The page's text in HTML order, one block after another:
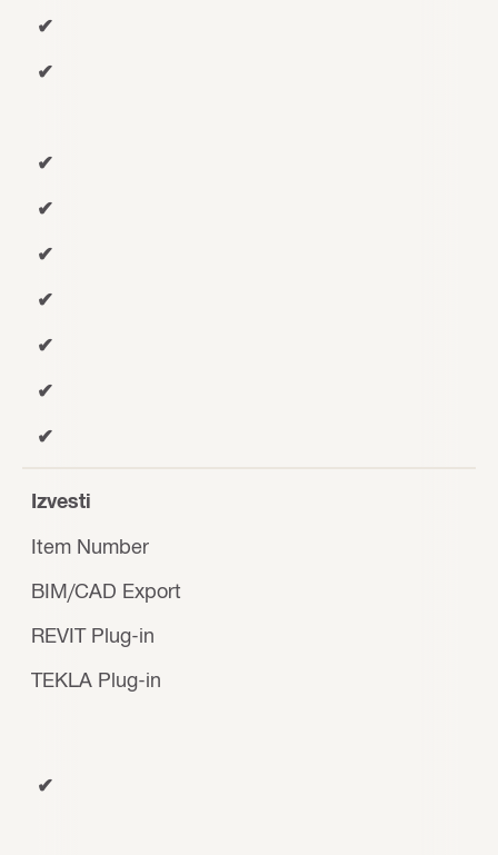
✔
✔
✔
✔
✔
✔
✔
✔
✔
Izvesti
Item Number
BIM/CAD Export
REVIT Plug-in
TEKLA Plug-in
✔